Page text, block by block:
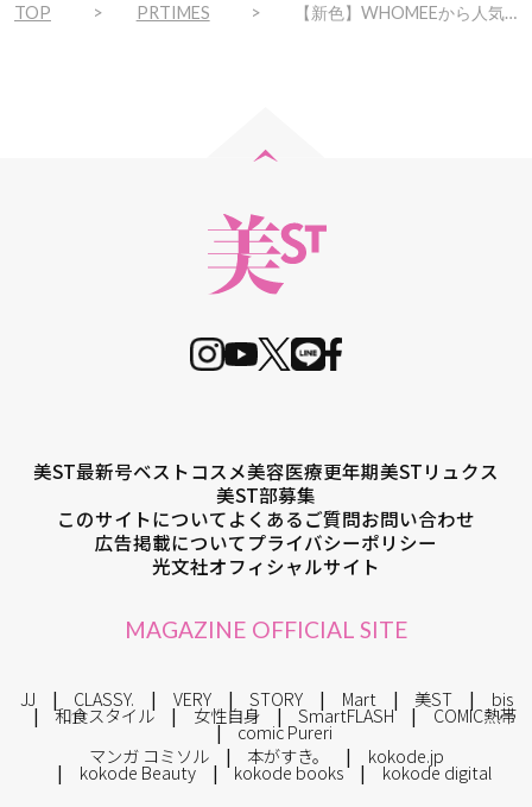
TOP PRTIMES 【新色】WHOMEEから人気ラメアイテムの限定カラー登場！
美ST最新号ベストコスメ美容医療更年期美STリュクス
美ST部募集
このサイトについてよくあるご質問お問い合わせ
広告掲載についてプライバシーポリシー
光文社オフィシャルサイト
MAGAZINE OFFICIAL SITE
JJ CLASSY. VERY STORY Mart 美ST bis
和食スタイル 女性自身 SmartFLASH COMIC熱帯
comic Pureri
マンガ コミソル
本がすき。 kokode.jp
kokode Beauty kokode books kokode digital